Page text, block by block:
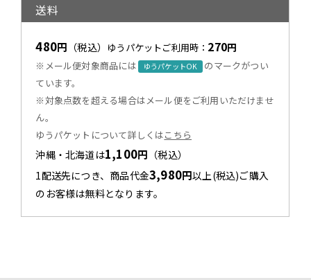
送料
480円 （税込） ゆうパケットご利用時： 270円
※メール便対象商品には ゆうパケットOK
のマークがつい
ています。
※対象点数を超える場合はメール便をご利用いただけませ
ん。
ゆうパケットについて詳しくはこちら
沖縄・北海道は1,100円 （税込）
1配送先につき、商品代金3,980円以上(税込)ご購入
のお客様は無料となります。